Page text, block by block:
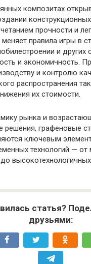
композитах
прочности и
правила игры в
и других
и экономичность.
и контролю
распространения
их стоимости.
рынка и
решения, графеновые
ключевым
технологий — от
статья?
друзьями: